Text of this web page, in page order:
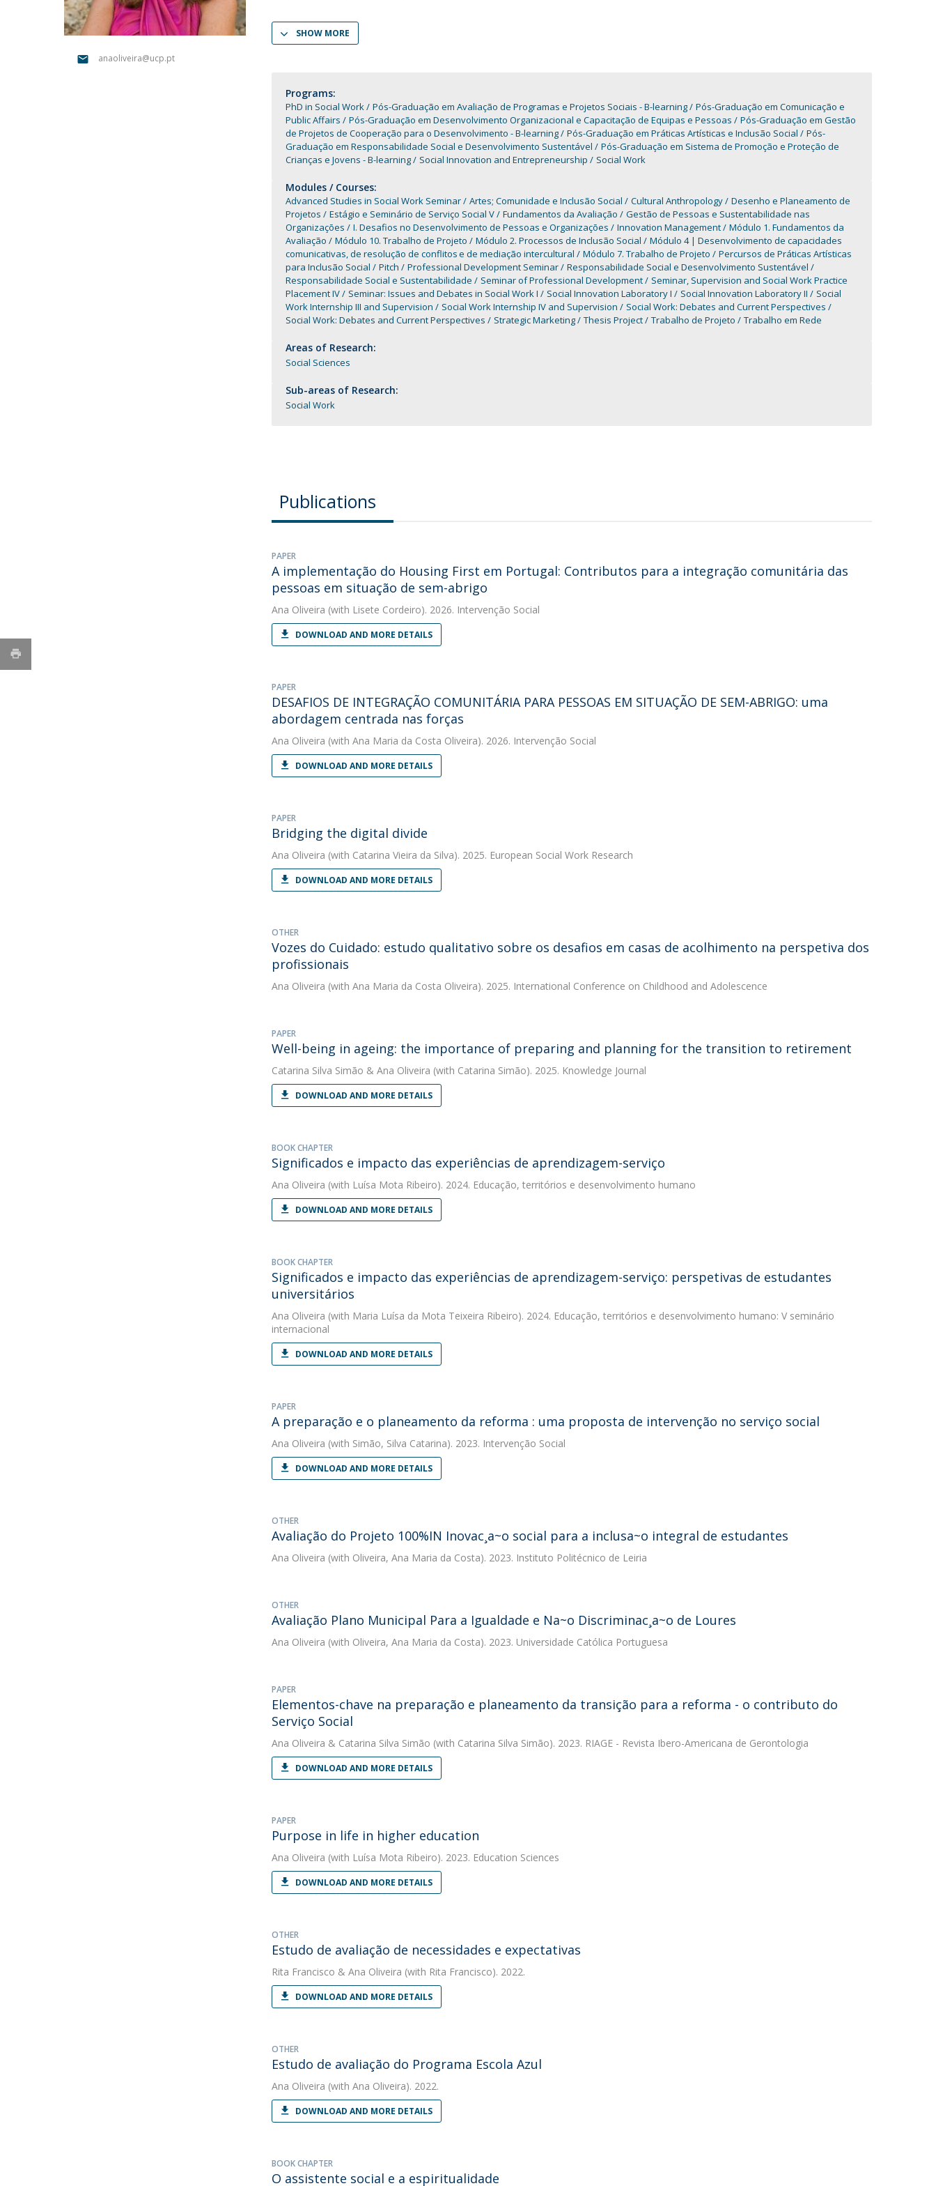
MYFCH PhDs
Católica Research Centre for Psychological, Family and
Social Wellbeing
anaoliveira@ucp.pt
SHOW MORE
Programs:
PhD in Social Work Pós-Graduação em Avaliação de Programas e Projetos Sociais - B-learning
Pós-Graduação em Comunicação e
Public Affairs
Pós-Graduação em Desenvolvimento Organizacional e Capacitação de Equipas e Pessoas
Pós-Graduação em Gestão
de Projetos de Cooperação para o Desenvolvimento - B-learning
Pós-Graduação em Práticas Artísticas e Inclusão Social
Pós-
Graduação em Responsabilidade Social e Desenvolvimento Sustentável
Pós-Graduação em Sistema de Promoção e Proteção de
Crianças e Jovens - B-learning
Social Innovation and Entrepreneurship Social Work
Modules / Courses:
Advanced Studies in Social Work Seminar Artes; Comunidade e Inclusão Social Cultural Anthropology
Desenho e Planeamento de
Projetos
Estágio e Seminário de Serviço Social V Fundamentos da Avaliação
Gestão de Pessoas e Sustentabilidade nas
Organizações
I. Desafios no Desenvolvimento de Pessoas e Organizações Innovation Management
Módulo 1. Fundamentos da
Avaliação
Módulo 10. Trabalho de Projeto Módulo 2. Processos de Inclusão Social
Módulo 4 | Desenvolvimento de capacidades
comunicativas, de resolução de conflitos e de mediação intercultural
Módulo 7. Trabalho de Projeto
Percursos de Práticas Artísticas
para Inclusão Social
Pitch Professional Development Seminar
Responsabilidade Social e Desenvolvimento Sustentável
Responsabilidade Social e Sustentabilidade
Seminar of Professional Development
Seminar, Supervision and Social Work Practice
Placement IV
Seminar: Issues and Debates in Social Work I Social Innovation Laboratory I Social Innovation Laboratory II
Social
Work Internship III and Supervision
Social Work Internship IV and Supervision
Social Work: Debates and Current Perspectives
Social Work: Debates and Current Perspectives
Strategic Marketing Thesis Project Trabalho de Projeto Trabalho em Rede
Areas of Research:
Social Sciences
Sub-areas of Research:
Social Work
Publications
PAPER
A implementação do Housing First em Portugal: Contributos para a integração comunitária das
pessoas em situação de sem-abrigo
Ana Oliveira (with Lisete Cordeiro). 2026. Intervenção Social
DOWNLOAD AND MORE DETAILS
PAPER
DESAFIOS DE INTEGRAÇÃO COMUNITÁRIA PARA PESSOAS EM SITUAÇÃO DE SEM-ABRIGO: uma
abordagem centrada nas forças
Ana Oliveira (with Ana Maria da Costa Oliveira). 2026. Intervenção Social
DOWNLOAD AND MORE DETAILS
PAPER
Bridging the digital divide
Ana Oliveira (with Catarina Vieira da Silva). 2025. European Social Work Research
DOWNLOAD AND MORE DETAILS
OTHER
Vozes do Cuidado: estudo qualitativo sobre os desafios em casas de acolhimento na perspetiva dos
profissionais
Ana Oliveira (with Ana Maria da Costa Oliveira). 2025. International Conference on Childhood and Adolescence
PAPER
Well-being in ageing: the importance of preparing and planning for the transition to retirement
Catarina Silva Simão & Ana Oliveira (with Catarina Simão). 2025. Knowledge Journal
DOWNLOAD AND MORE DETAILS
BOOK CHAPTER
Significados e impacto das experiências de aprendizagem-serviço
Ana Oliveira (with Luísa Mota Ribeiro). 2024. Educação, territórios e desenvolvimento humano
DOWNLOAD AND MORE DETAILS
BOOK CHAPTER
Significados e impacto das experiências de aprendizagem-serviço: perspetivas de estudantes
universitários
Ana Oliveira (with Maria Luísa da Mota Teixeira Ribeiro). 2024. Educação, territórios e desenvolvimento humano: V seminário
internacional
DOWNLOAD AND MORE DETAILS
PAPER
A preparação e o planeamento da reforma : uma proposta de intervenção no serviço social
Ana Oliveira (with Simão, Silva Catarina). 2023. Intervenção Social
DOWNLOAD AND MORE DETAILS
OTHER
Avaliação do Projeto 100%IN Inovac¸a~o social para a inclusa~o integral de estudantes
Ana Oliveira (with Oliveira, Ana Maria da Costa). 2023. Instituto Politécnico de Leiria
OTHER
Avaliação Plano Municipal Para a Igualdade e Na~o Discriminac¸a~o de Loures
Ana Oliveira (with Oliveira, Ana Maria da Costa). 2023. Universidade Católica Portuguesa
PAPER
Elementos-chave na preparação e planeamento da transição para a reforma - o contributo do
Serviço Social
Ana Oliveira & Catarina Silva Simão (with Catarina Silva Simão). 2023. RIAGE - Revista Ibero-Americana de Gerontologia
DOWNLOAD AND MORE DETAILS
PAPER
Purpose in life in higher education
Ana Oliveira (with Luísa Mota Ribeiro). 2023. Education Sciences
DOWNLOAD AND MORE DETAILS
OTHER
Estudo de avaliação de necessidades e expectativas
Rita Francisco & Ana Oliveira (with Rita Francisco). 2022.
DOWNLOAD AND MORE DETAILS
OTHER
Estudo de avaliação do Programa Escola Azul
Ana Oliveira (with Ana Oliveira). 2022.
DOWNLOAD AND MORE DETAILS
BOOK CHAPTER
O assistente social e a espiritualidade